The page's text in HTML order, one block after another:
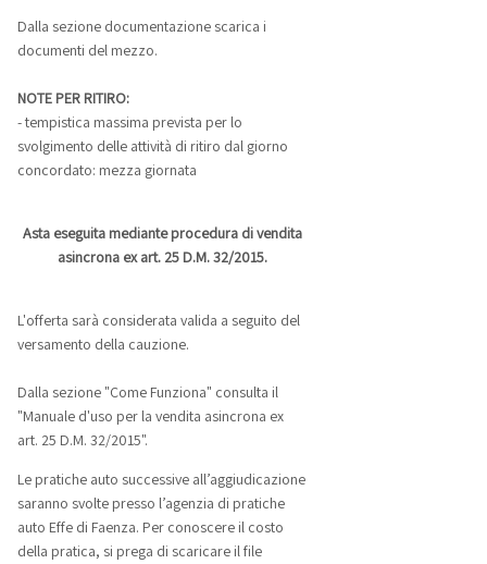
Dalla sezione documentazione scarica i
documenti del mezzo.
NOTE PER RITIRO:
- tempistica massima prevista per lo
svolgimento delle attività di ritiro dal giorno
concordato: mezza giornata
Asta eseguita mediante procedura di vendita
asincrona ex art. 25 D.M. 32/2015.
L'offerta sarà considerata valida a seguito del
versamento della cauzione.
Dalla sezione "Come Funziona" consulta il
"Manuale d'uso per la vendita asincrona ex
art. 25 D.M. 32/2015".
Le pratiche auto successive all’aggiudicazione
saranno svolte presso l’agenzia di pratiche
auto Effe di Faenza. Per conoscere il costo
della pratica, si prega di scaricare il file